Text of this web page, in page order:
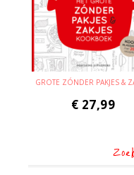
GROTE ZÓNDER PAKJES &
€ 27,99